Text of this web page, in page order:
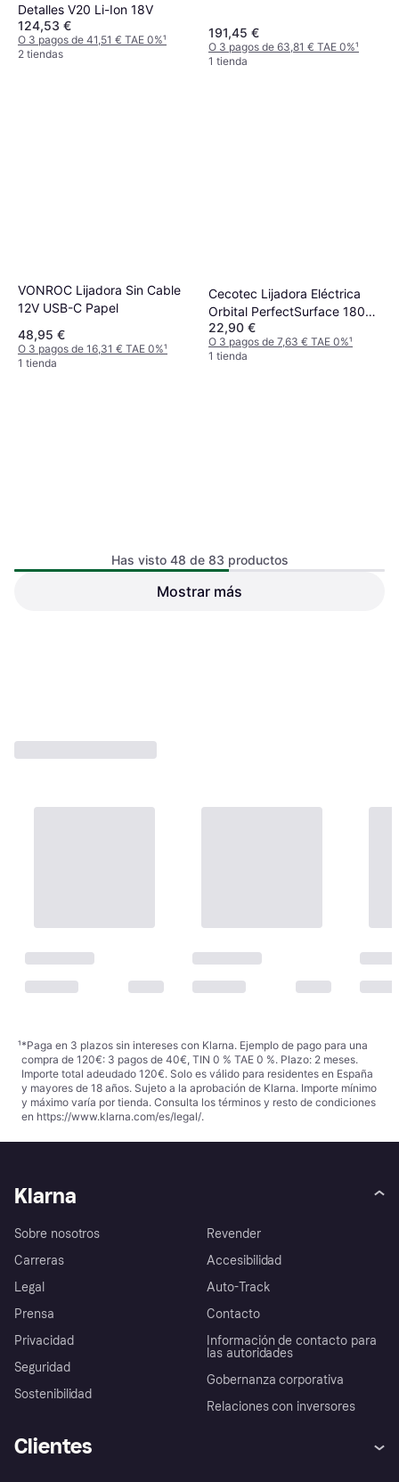
Detalles V20 Li-Ion 18V
124,53 €
O 3 pagos de 41,51 € TAE 0%¹
2 tiendas
191,45 €
O 3 pagos de 63,81 € TAE 0%¹
1 tienda
VONROC Lijadora Sin Cable
12V USB-C Papel
48,95 €
O 3 pagos de 16,31 € TAE 0%¹
1 tienda
Cecotec Lijadora Eléctrica
Orbital PerfectSurface 180
Delta 180W
22,90 €
O 3 pagos de 7,63 € TAE 0%¹
1 tienda
Makita Lijadora Vibratoria Sin
Cable DBO 484 RT1 18 V 112
x 102 mm 1x Batería 5,0 Ah +
Has visto 48 de 83 productos
Mostrar más
¹*Paga en 3 plazos sin intereses con Klarna. Ejemplo de pago para una
compra de 120€: 3 pagos de 40€, TIN 0 % TAE 0 %. Plazo: 2 meses.
Importe total adeudado 120€. Solo es válido para residentes en España
y mayores de 18 años. Sujeto a la aprobación de Klarna. Importe mínimo
y máximo varía por tienda. Consulta los términos y resto de condiciones
en https://www.klarna.com/es/legal/.
Klarna
Sobre nosotros
Carreras
Legal
Prensa
Privacidad
Seguridad
Sostenibilidad
Revender
Accesibilidad
Auto-Track
Contacto
Información de contacto para
las autoridades
Gobernanza corporativa
Relaciones con inversores
Clientes